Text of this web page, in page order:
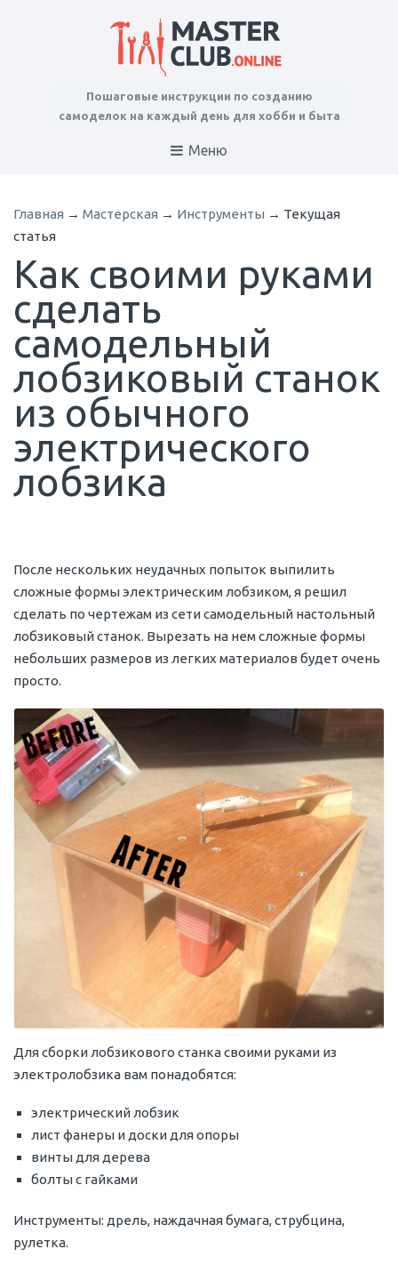
Пошаговые инструкции по созданию
самоделок на каждый день для хобби и быта
Меню
Главная → Мастерская → Инструменты → Текущая
статья
Как своими руками
сделать
самодельный
лобзиковый станок
из обычного
электрического
лобзика
После нескольких неудачных попыток выпилить
сложные формы электрическим лобзиком, я решил
сделать по чертежам из сети самодельный настольный
лобзиковый станок. Вырезать на нем сложные формы
небольших размеров из легких материалов будет очень
просто.
Для сборки лобзикового станка своими руками из
электролобзика вам понадобятся:
электрический лобзик
лист фанеры и доски для опоры
винты для дерева
болты с гайками
Инструменты: дрель, наждачная бумага, струбцина,
рулетка.